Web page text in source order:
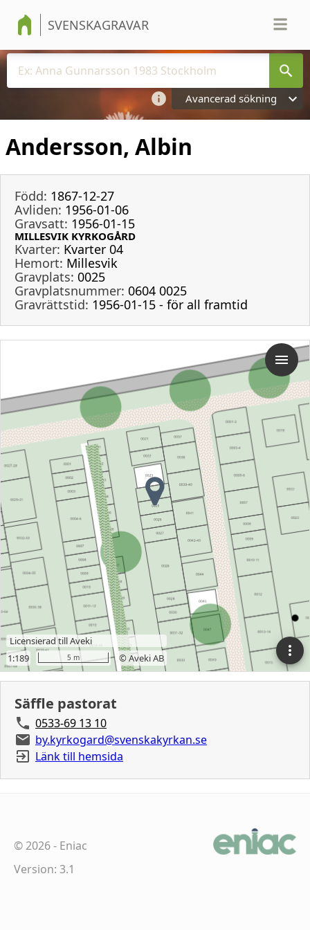
SVENSKAGRAVAR
Avancerad sökning
Andersson, Albin
Född: 1867-12-27
Avliden: 1956-01-06
Gravsatt: 1956-01-15
MILLESVIK KYRKOGÅRD
Kvarter: Kvarter 04
Hemort: Millesvik
Gravplats: 0025
Gravplatsnummer: 0604 0025
Gravrättstid: 1956-01-15 - för all framtid
Säffle pastorat
0533-69 13 10
by.kyrkogard@svenskakyrkan.se
Länk till hemsida
©2026- Eniac
Version: 3.1